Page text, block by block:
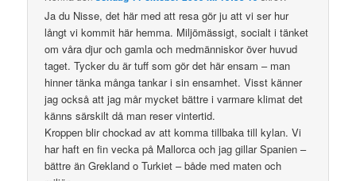
Ja du Nisse, det här med att resa gör ju att vi ser hur
långt vi kommit här hemma. Miljömässigt, socialt i tänket
om våra djur och gamla och medmänniskor över huvud
taget. Tycker du är tuff som gör det här ensam – man
hinner tänka många tankar i sin ensamhet. Visst känner
jag också att jag mår mycket bättre i varmare klimat det
känns särskilt då man reser vintertid.
Kroppen blir chockad av att komma tillbaka till kylan. Vi
har haft en fin vecka på Mallorca och jag gillar Spanien –
bättre än Grekland o Turkiet – både med maten och